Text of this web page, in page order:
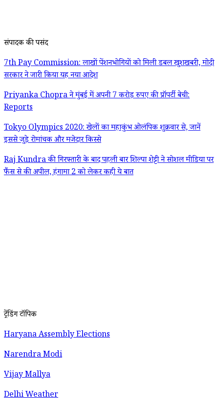
संपादक की पसंद
7th Pay Commission: लाखों पेंशनभोगियों को मिली डबल खुशखबरी, मोदी
सरकार ने जारी किया यह नया आदेश
Priyanka Chopra ने मुंबई में अपनी 7 करोड़ रुपए की प्रॉपर्टी बेची:
Reports
Tokyo Olympics 2020: खेलों का महाकुंभ ओलंपिक शुक्रवार से, जानें
इससे जुड़े रोमांचक और मजेदार किस्से
Raj Kundra की गिरफ्तारी के बाद पहली बार शिल्पा शेट्टी ने सोशल मीडिया पर
फैंस से की अपील, हंगामा 2 को लेकर कही ये बात
ट्रेंडिंग टॉपिक
Haryana Assembly Elections
Narendra Modi
Vijay Mallya
Delhi Weather